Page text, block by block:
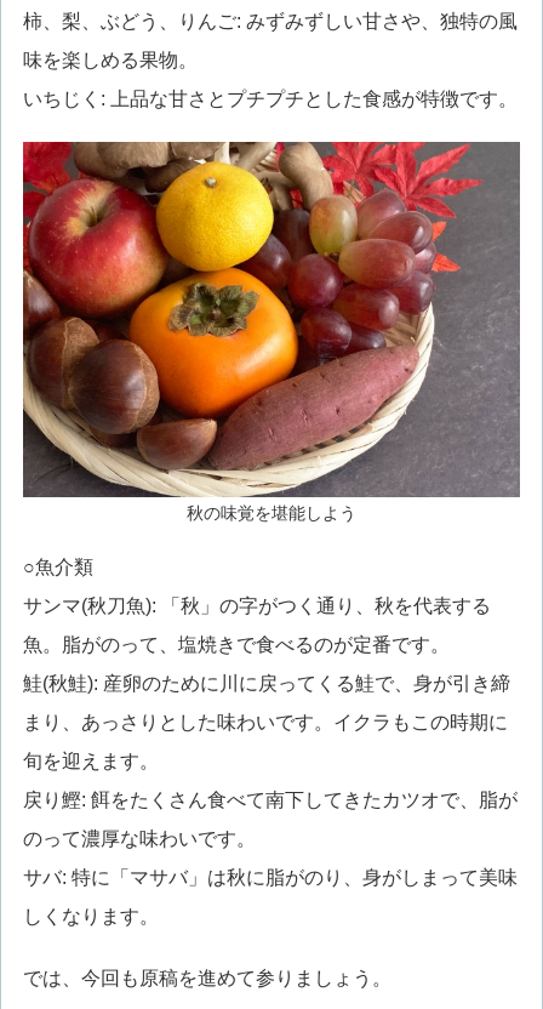
柿、梨、ぶどう、りんご: みずみずしい甘さや、独特の風
味を楽しめる果物。
いちじく: 上品な甘さとプチプチとした食感が特徴です。
秋の味覚を堪能しよう
○魚介類
サンマ(秋刀魚): 「秋」の字がつく通り、秋を代表する
魚。脂がのって、塩焼きで食べるのが定番です。
鮭(秋鮭): 産卵のために川に戻ってくる鮭で、身が引き締
まり、あっさりとした味わいです。イクラもこの時期に
旬を迎えます。
戻り鰹: 餌をたくさん食べて南下してきたカツオで、脂が
のって濃厚な味わいです。
サバ: 特に「マサバ」は秋に脂がのり、身がしまって美味
しくなります。
では、今回も原稿を進めて参りましょう。